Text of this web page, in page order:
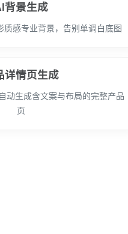
背景生成
质感专业背景，告别单调白底图
详情页生成
动生成含文案与布局的完整产品
页